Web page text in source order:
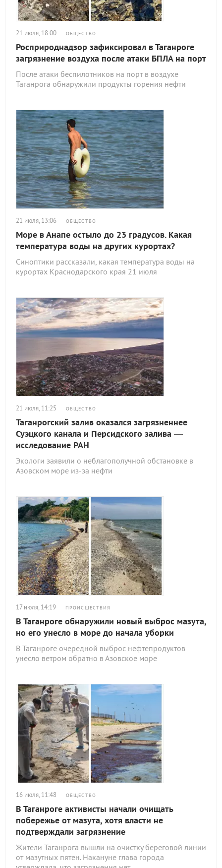
21 июля, 18:00 ОБЩЕСТВО
Росприроднадзор зафиксировал в Таганроге
загрязнение воздуха после атаки БПЛА на порт
После атаки беспилотников на порт в воздухе
Таганрога обнаружили продукты горения нефти
21 июля, 13:06 ОБЩЕСТВО
Море в Анапе остыло до 23 градусов. Какая
температура воды на других курортах?
Синоптики рассказали, какая температура воды на
курортах Краснодарского края 21 июля
21 июля, 11:25 ОБЩЕСТВО
Таганрогский залив оказался загрязненнее
Суэцкого канала и Персидского залива —
исследование РАН
Экологи заявили о неблагополучной обстановке в
Азовском море из-за нефти
17 июля, 14:19 ПРОИСШЕСТВИЯ
В Таганроге обнаружили новый выброс мазута,
но его унесло в море до начала уборки
В Таганроге очередной выброс нефтепродуктов
унесло ветром обратно в Азовское море
16 июля, 11:48 ОБЩЕСТВО
В Таганроге активисты начали очищать
побережье от мазута, хотя власти не
подтверждали загрязнение
Жители Таганрога вышли на очистку береговой линии
от мазутных пятен. Накануне глава города